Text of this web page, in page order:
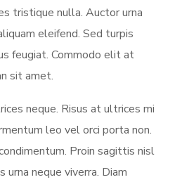
tristique nulla. Auctor urna
eleifend. Sed turpis
feugiat. Commodo elit at
sit amet.
neque. Risus at ultrices mi
leo vel orci porta non.
Proin sagittis nisl
urna neque viverra. Diam